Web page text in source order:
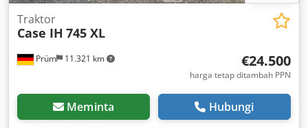
Prüm 11.321 km
Traktor
Case IH 745 XL
€24.500
harga tetap ditambah PPN
Meminta Hubungi